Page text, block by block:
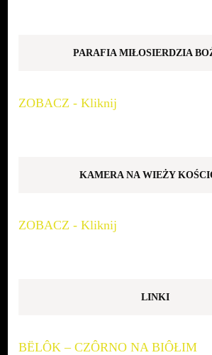
PARAFIA MIŁOSIERDZIA
ZOBACZ - Kliknij
KAMERA NA WIEŻY
ZOBACZ - Kliknij
LINKI
BËLÔK – CZÔRNO NA BIÔŁIM